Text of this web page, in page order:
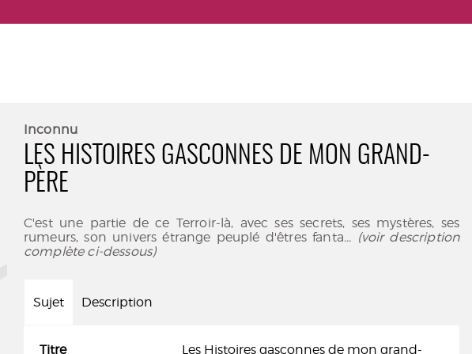
Inconnu
LES HISTOIRES GASCONNES DE MON GRAND-
PÈRE
C'est une partie de ce Terroir-là, avec ses secrets, ses mystères, ses
rumeurs, son univers étrange peuplé d'êtres fanta... (voir description
complète ci-dessous)
Sujet Description
Titre
Les Histoires gasconnes de mon grand-